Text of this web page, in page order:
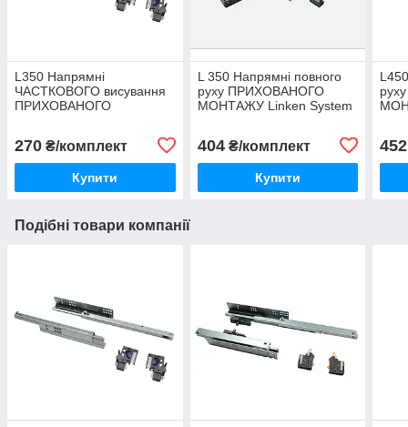
L350 Напрямні
ЧАСТКОВОГО висування
ПРИХОВАНОГО
19дсп
270 ₴/комплект
Купити
L 350 Напрямні повного
руху ПРИХОВАНОГО
МОНТАЖУ Linken System
404₴/комплект
Купити
452
Подібні товари компанії